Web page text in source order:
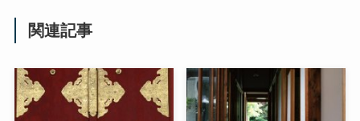
関連記事